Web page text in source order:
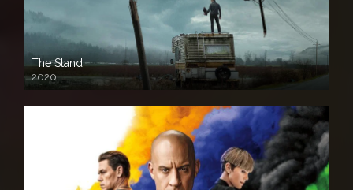
The Stand
2020